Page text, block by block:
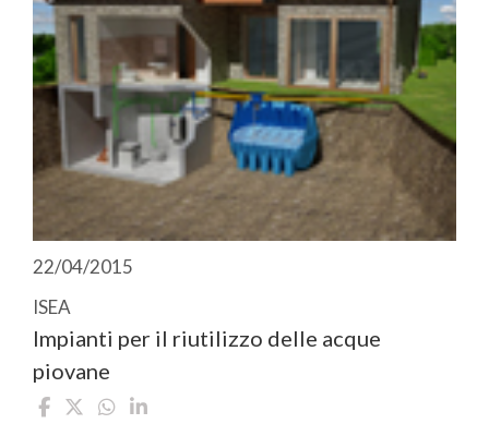
22/04/2015
ISEA
Impianti per il riutilizzo delle acque
piovane